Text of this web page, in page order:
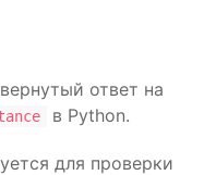
ответ на
в Python.
для проверки